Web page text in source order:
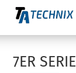
7ER SERIE